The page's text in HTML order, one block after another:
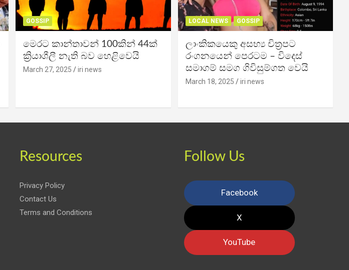
GOSSIP
මෙරට කාන්තාවන් 100කින් 44ක්
ක්‍රියාශීලී නැති බව හෙළිවෙයි
March 27, 2025 iri news
LOCAL NEWS GOSSIP
ලාංකිකයෙකු අසභ්‍ය චිත්‍රපට
රංගනයෙන් පෙරටම – විදෙස්
සමාගම් සමග ගිවිසුම්ගත වෙයි
March 18, 2025 iri news
Resources
Privacy Policy
Contact Us
Terms and Conditions
Follow Us
Facebook
X
YouTube